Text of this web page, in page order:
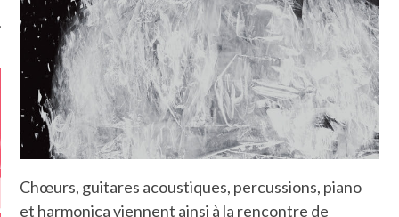
Chœurs, guitares acoustiques, percussions, piano
et harmonica viennent ainsi à la rencontre de